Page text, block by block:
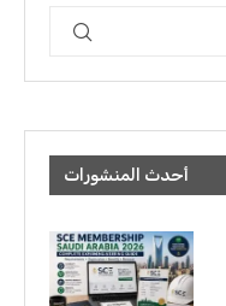
أحدث المنشورات